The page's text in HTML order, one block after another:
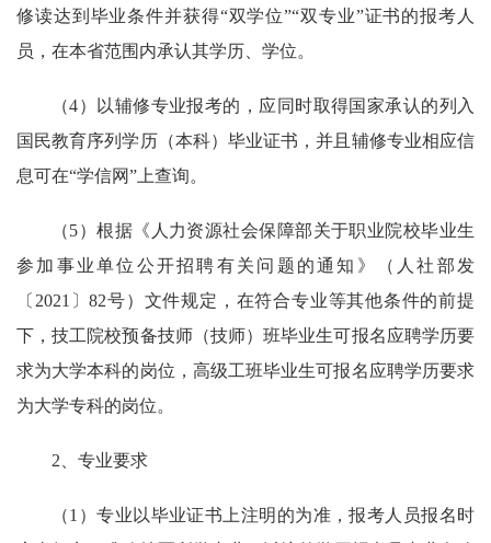
修读达到毕业条件并获得“双学位”“双专业”证书的报考人
员，在本省范围内承认其学历、学位。
（4）以辅修专业报考的，应同时取得国家承认的列入
国民教育序列学历（本科）毕业证书，并且辅修专业相应信
息可在“学信网”上查询。
（5）根据《人力资源社会保障部关于职业院校毕业生
参加事业单位公开招聘有关问题的通知》（人社部发
〔2021〕82号）文件规定，在符合专业等其他条件的前提
下，技工院校预备技师（技师）班毕业生可报名应聘学历要
求为大学本科的岗位，高级工班毕业生可报名应聘学历要求
为大学专科的岗位。
2、专业要求
（1）专业以毕业证书上注明的为准，报考人员报名时